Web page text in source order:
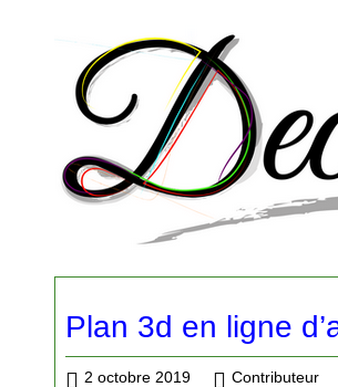
Plan 3d en ligne
2 octobre 2019 Contributeur